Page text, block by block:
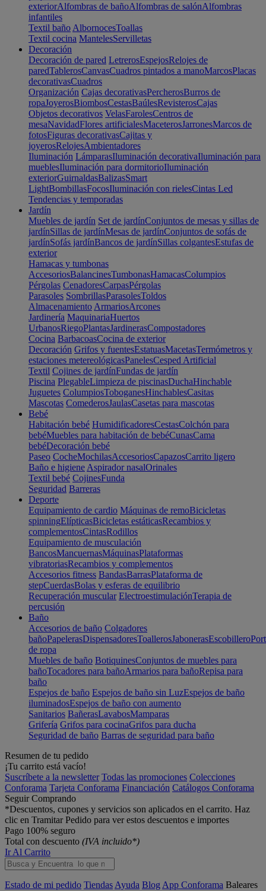
exteriorAlfombras de bañoAlfombras de salónAlfombras
infantiles
Textil baño AlbornocesToallas
Textil cocina MantelesServilletas
Decoración
Decoración de pared LetrerosEspejosRelojes de
paredTablerosCanvasCuadros pintados a manoMarcosPlacas
decorativasCuadros
Organización Cajas decorativasPercherosBurros de
ropaJoyerosBiombosCestasBaúlesRevisterosCajas
Objetos decorativos VelasFarolesCentros de
mesaNavidadFlores artificialesMaceterosJarronesMarcos de
fotosFiguras decorativasCajitas y
joyerosRelojesAmbientadores
Iluminación LámparasIluminación decorativaIluminación para
mueblesIluminación para dormitorioIluminación
exteriorGuirnaldasBalizasSmart
LightBombillasFocosIluminación con rielesCintas Led
Tendencias y temporadas
Jardín
Muebles de jardín Set de jardínConjuntos de mesas y sillas de
jardínSillas de jardínMesas de jardínConjuntos de sofás de
jardínSofás jardínBancos de jardínSillas colgantesEstufas de
exterior
Hamacas y tumbonas
AccesoriosBalancinesTumbonasHamacasColumpios
Pérgolas CenadoresCarpasPérgolas
Parasoles SombrillasParasolesToldos
Almacenamiento ArmariosArcones
Jardinería MaquinariaHuertos
UrbanosRiegoPlantasJardinerasCompostadores
Cocina BarbacoasCocina de exterior
Decoración Grifos y fuentesEstatuasMacetasTermómetros y
estaciones metereológicasPanelesCesped Artificial
Textil Cojines de jardínFundas de jardín
Piscina PlegableLimpieza de piscinasDuchaHinchable
Juguetes ColumpiosToboganesHinchablesCasitas
Mascotas ComederosJaulasCasetas para mascotas
Bebé
Habitación bebé HumidificadoresCestasColchón para
bebéMuebles para habitación de bebéCunasCama
bebéDecoración bebé
Paseo CocheMochilasAccesoriosCapazosCarrito ligero
Baño e higiene Aspirador nasalOrinales
Textil bebé CojinesFunda
Seguridad Barreras
Deporte
Equipamiento de cardio Máquinas de remoBicicletas
spinningElípticasBicicletas estáticasRecambios y
complementosCintasRodillos
Equipamiento de musculación
BancosMancuernasMáquinasPlataformas
vibratoriasRecambios y complementos
Accesorios fitness BandasBarrasPlataforma de
stepCuerdasBolas y esferas de equilibrio
Recuperación muscular ElectroestimulaciónTerapia de
percusión
Baño
Accesorios de baño Colgadores
bañoPapelerasDispensadoresToallerosJabonerasEscobillero
de ropa
Muebles de baño BotiquinesConjuntos de muebles para
bañoTocadores para bañoArmarios para bañoRepisa para
baño
Espejos de baño Espejos de baño sin LuzEspejos de baño
iluminadosEspejos de baño con aumento
Sanitarios BañerasLavabosMamparas
Grifería Grifos para cocinaGrifos para ducha
Seguridad de baño Barras de seguridad para baño
Resumen de tu pedido
¡Tu carrito está vacío!
Suscríbete a la newsletter Todas las promociones Colecciones
Conforama Tarjeta Conforama Financiación Catálogos Conforama
Seguir Comprando
*Descuentos, cupones y servicios son aplicados en el carrito. Haz
clic en Tramitar Pedido para ver estos descuentos e importes
Pago 100% seguro
Total con descuento (IVA incluido*)
Ir Al Carrito
Estado de mi pedido Tiendas Ayuda Blog App Conforama Baleares